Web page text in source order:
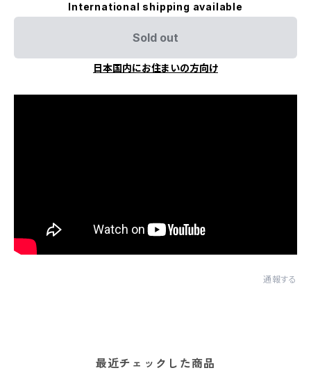
International shipping available
Sold out
日本国内にお住まいの方向け
通報する
最近チェックした商品